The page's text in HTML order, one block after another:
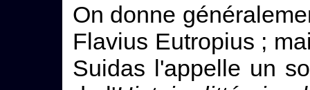
On donne
Flavius Eutropius ;
Suidas l'appelle un